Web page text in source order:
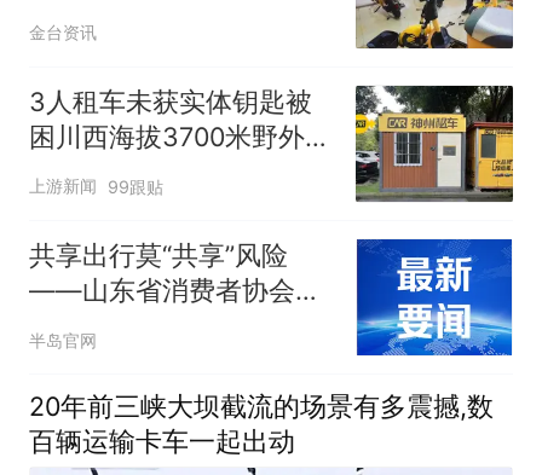
明底色
金台资讯
3人租车未获实体钥匙被
困川西海拔3700米野外10
余小时，门店回应
上游新闻 99跟贴
共享出行莫“共享”风险
——山东省消费者协会发
布共享单车及电单车消费
提示
半岛官网
20年前三峡大坝截流的场景有多震撼,数
百辆运输卡车一起出动